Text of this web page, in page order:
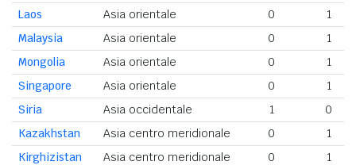
Laos Asia orientale 0
1
Malaysia
Asia orientale 0
1
Mongolia
Asia orientale 0
1
Singapore
Asia orientale 0
1
Siria
Asia occidentale 1
0
Kazakhstan
Asia centro meridionale 0
1
Kirghizistan
Asia centro meridionale 0
1